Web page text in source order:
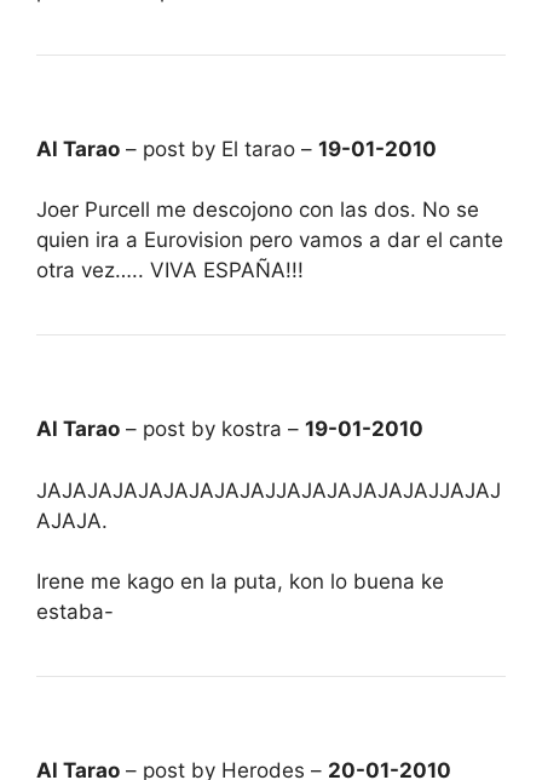
Al Tarao – post by El tarao – 19-01-2010
Joer Purcell me descojono con las dos. No se
quien ira a Eurovision pero vamos a dar el cante
otra vez….. VIVA ESPAÑA!!!
Al Tarao – post by kostra – 19-01-2010
JAJAJAJAJAJAJAJAJAJJAJAJAJAJAJAJJAJAJ
AJAJA.
Irene me kago en la puta, kon lo buena ke
estaba-
Al Tarao – post by Herodes – 20-01-2010